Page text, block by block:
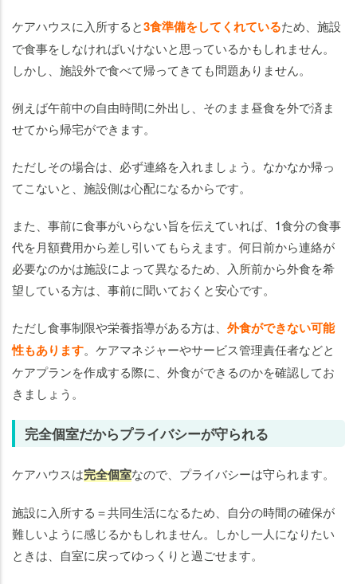
ケアハウスに入所すると3食準備をしてくれているため、施設
で食事をしなければいけないと思っているかもしれません。
しかし、施設外で食べて帰ってきても問題ありません。
例えば午前中の自由時間に外出し、そのまま昼食を外で済ま
せてから帰宅ができます。
ただしその場合は、必ず連絡を入れましょう。なかなか帰っ
てこないと、施設側は心配になるからです。
また、事前に食事がいらない旨を伝えていれば、1食分の食事
代を月額費用から差し引いてもらえます。何日前から連絡が
必要なのかは施設によって異なるため、入所前から外食を希
望している方は、事前に聞いておくと安心です。
ただし食事制限や栄養指導がある方は、 外食ができない可能
性もあります。ケアマネジャーやサービス管理責任者などと
ケアプランを作成する際に、外食ができるのかを確認してお
きましょう。
完全個室だからプライバシーが守られる
ケアハウスは完全個室なので、プライバシーは守られます。
施設に入所する＝共同生活になるため、自分の時間の確保が
難しいように感じるかもしれません。しかし一人になりたい
ときは、自室に戻ってゆっくりと過ごせます。